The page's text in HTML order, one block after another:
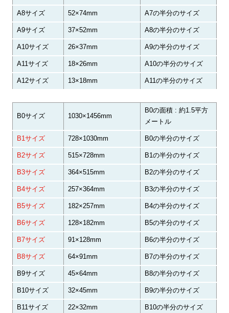
A8サイズ 52×74mm A7の半分のサイズ
A9サイズ 37×52mm A8の半分のサイズ
A10サイズ 26×37mm A9の半分のサイズ
A11サイズ 18×26mm A10の半分のサイズ
A12サイズ 13×18mm A11の半分のサイズ
B0サイズ 1030×1456mm
B0の面積 : 約1.5平方
メートル
B1サイズ 728×1030mm B0の半分のサイズ
B2サイズ 515×728mm B1の半分のサイズ
B3サイズ 364×515mm B2の半分のサイズ
B4サイズ 257×364mm B3の半分のサイズ
B5サイズ 182×257mm B4の半分のサイズ
B6サイズ 128×182mm B5の半分のサイズ
B7サイズ 91×128mm B6の半分のサイズ
B8サイズ 64×91mm B7の半分のサイズ
B9サイズ 45×64mm B8の半分のサイズ
B10サイズ 32×45mm B9の半分のサイズ
B11サイズ 22×32mm B10の半分のサイズ